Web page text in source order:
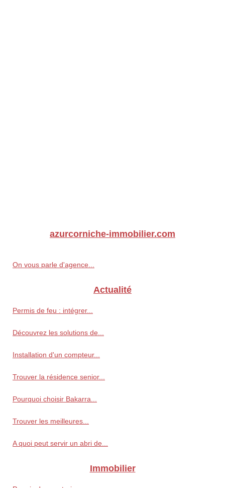
azurcorniche-immobilier.com
On vous parle d'agence...
Actualité
Permis de feu : intégrer...
Découvrez les solutions de...
Installation d'un compteur...
Trouver la résidence senior...
Pourquoi choisir Bakarra...
Trouver les meilleures...
A quoi peut servir un abri de...
Immobilier